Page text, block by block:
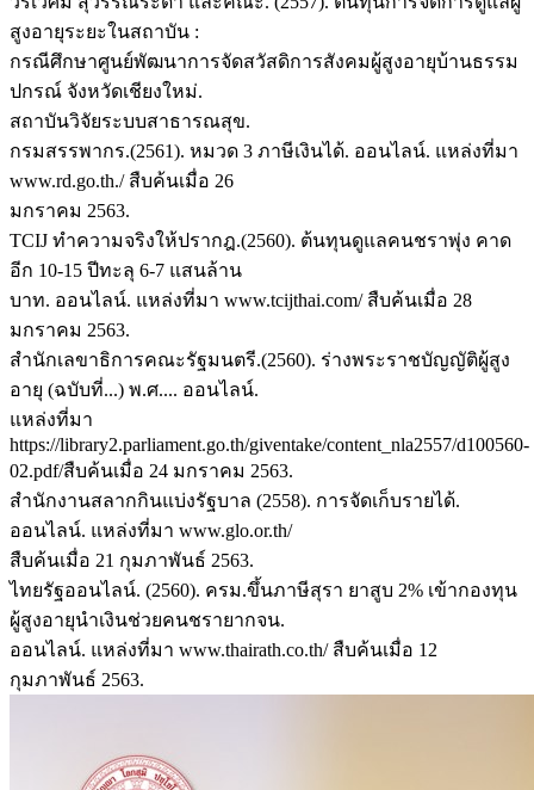
สูงอายุระยะในสถาบัน :
กรณีศึกษาศูนย์พัฒนาการจัดสวัสดิการสังคมผู้สูงอายุบ้านธรรม
ปกรณ์ จังหวัดเชียงใหม่.
สถาบันวิจัยระบบสาธารณสุข.
กรมสรรพากร.(2561). หมวด 3 ภาษีเงินได้. ออนไลน์. แหล่งที่มา
www.rd.go.th./ สืบค้นเมื่อ 26
มกราคม 2563.
TCIJ ทำความจริงให้ปรากฎ.(2560). ต้นทุนดูแลคนชราพุ่ง คาด
อีก 10-15 ปีทะลุ 6-7 แสนล้าน
บาท. ออนไลน์. แหล่งที่มา www.tcijthai.com/ สืบค้นเมื่อ 28
มกราคม 2563.
สำนักเลขาธิการคณะรัฐมนตรี.(2560). ร่างพระราชบัญญัติผู้สูง
อายุ (ฉบับที่...) พ.ศ.... ออนไลน์.
แหล่งที่มา
https://library2.parliament.go.th/giventake/content_nla2557/d100560-
02.pdf/สืบค้นเมื่อ 24 มกราคม 2563.
สำนักงานสลากกินแบ่งรัฐบาล (2558). การจัดเก็บรายได้.
ออนไลน์. แหล่งที่มา www.glo.or.th/
สืบค้นเมื่อ 21 กุมภาพันธ์ 2563.
ไทยรัฐออนไลน์. (2560). ครม.ขึ้นภาษีสุรา ยาสูบ 2% เข้ากองทุน
ผู้สูงอายุนำเงินช่วยคนชรายากจน.
ออนไลน์. แหล่งที่มา www.thairath.co.th/ สืบค้นเมื่อ 12
กุมภาพันธ์ 2563.